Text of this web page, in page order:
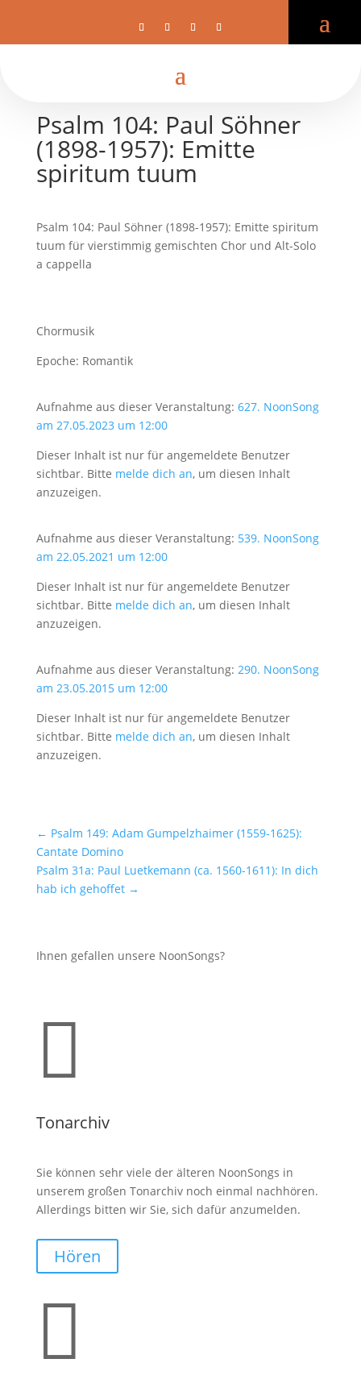
Psalm 104: Paul Söhner
(1898-1957): Emitte
spiritum tuum
Psalm 104: Paul Söhner (1898-1957): Emitte spiritum
tuum für vierstimmig gemischten Chor und Alt-Solo
a cappella
Chormusik
Epoche: Romantik
Aufnahme aus dieser Veranstaltung: 627. NoonSong
am 27.05.2023 um 12:00
Dieser Inhalt ist nur für angemeldete Benutzer
sichtbar. Bitte melde dich an, um diesen Inhalt
anzuzeigen.
Aufnahme aus dieser Veranstaltung: 539. NoonSong
am 22.05.2021 um 12:00
Dieser Inhalt ist nur für angemeldete Benutzer
sichtbar. Bitte melde dich an, um diesen Inhalt
anzuzeigen.
Aufnahme aus dieser Veranstaltung: 290. NoonSong
am 23.05.2015 um 12:00
Dieser Inhalt ist nur für angemeldete Benutzer
sichtbar. Bitte melde dich an, um diesen Inhalt
anzuzeigen.
← Psalm 149: Adam Gumpelzhaimer (1559-1625):
Cantate Domino
Psalm 31a: Paul Luetkemann (ca. 1560-1611): In dich
hab ich gehoffet→
Ihnen gefallen unsere NoonSongs?

Tonarchiv
Sie können sehr viele der älteren NoonSongs in
unserem großen Tonarchiv noch einmal nachhören.
Allerdings bitten wir Sie, sich dafür anzumelden.
Hören
